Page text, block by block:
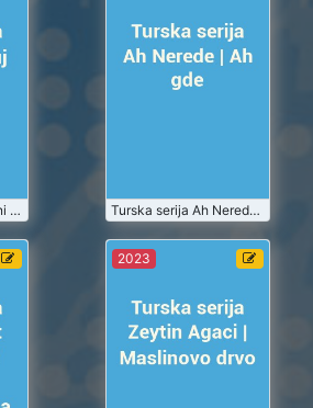
Turska serija Duy Beni | Čuj me Turska serija Ah Nerede | Ah gde
Ah gde
2023-07
2023-07-01
2023
Turska serija
Maslinovo
drvo
2023-07